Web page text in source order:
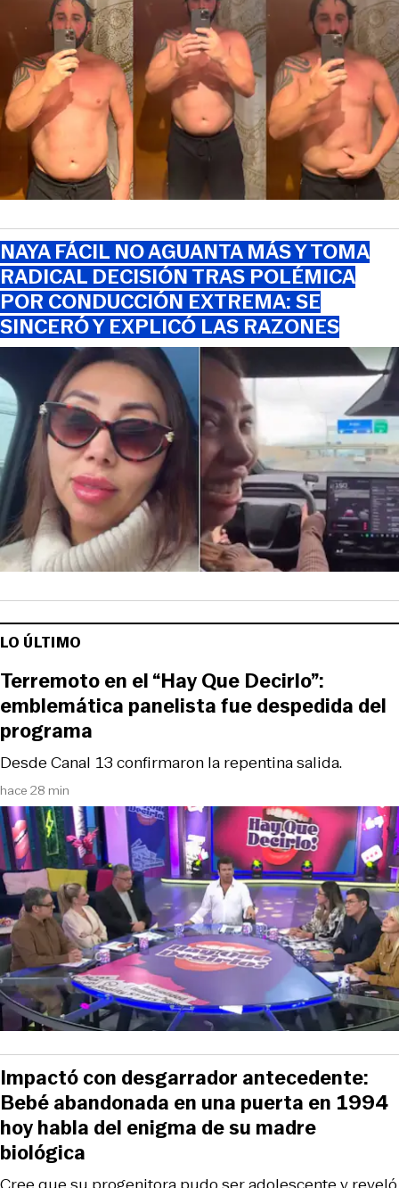
NAYA FÁCIL NO AGUANTA MÁS Y TOMA
RADICAL DECISIÓN TRAS POLÉMICA
POR CONDUCCIÓN EXTREMA: SE
SINCERÓ Y EXPLICÓ LAS RAZONES
LO ÚLTIMO
hace 28 min
Desde Canal 13 confirmaron la repentina salida.
Terremoto en el “Hay Que Decirlo”:
emblemática panelista fue despedida del
programa
Impactó con desgarrador antecedente:
Bebé abandonada en una puerta en 1994
hoy habla del enigma de su madre
biológica